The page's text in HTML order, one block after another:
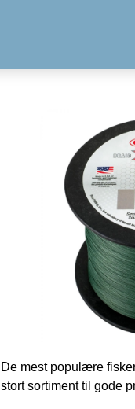
De mest populære
stort sortiment til gode